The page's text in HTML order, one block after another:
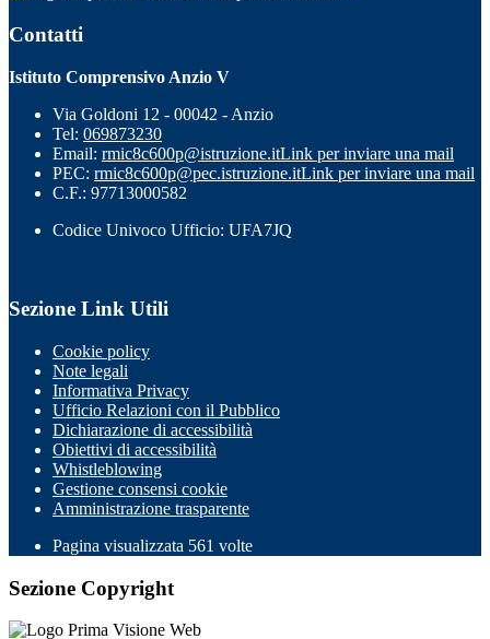
Contatti
Istituto Comprensivo Anzio V
Via Goldoni 12 - 00042 - Anzio
Tel: 069873230
Email: rmic8c600p@istruzione.itLink per inviare una mail
PEC: rmic8c600p@pec.istruzione.itLink per inviare una mail
C.F.: 97713000582
Codice Univoco Ufficio: UFA7JQ
Sezione Link Utili
Cookie policy
Note legali
Informativa Privacy
Ufficio Relazioni con il Pubblico
Dichiarazione di accessibilità
Obiettivi di accessibilità
Whistleblowing
Gestione consensi cookie
Amministrazione trasparente
Pagina visualizzata 561 volte
Sezione Copyright